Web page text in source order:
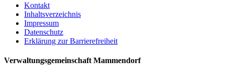
Kontakt
Inhaltsverzeichnis
Impressum
Datenschutz
Erklärung zur Barrierefreiheit
Verwaltungsgemeinschaft Mammendorf